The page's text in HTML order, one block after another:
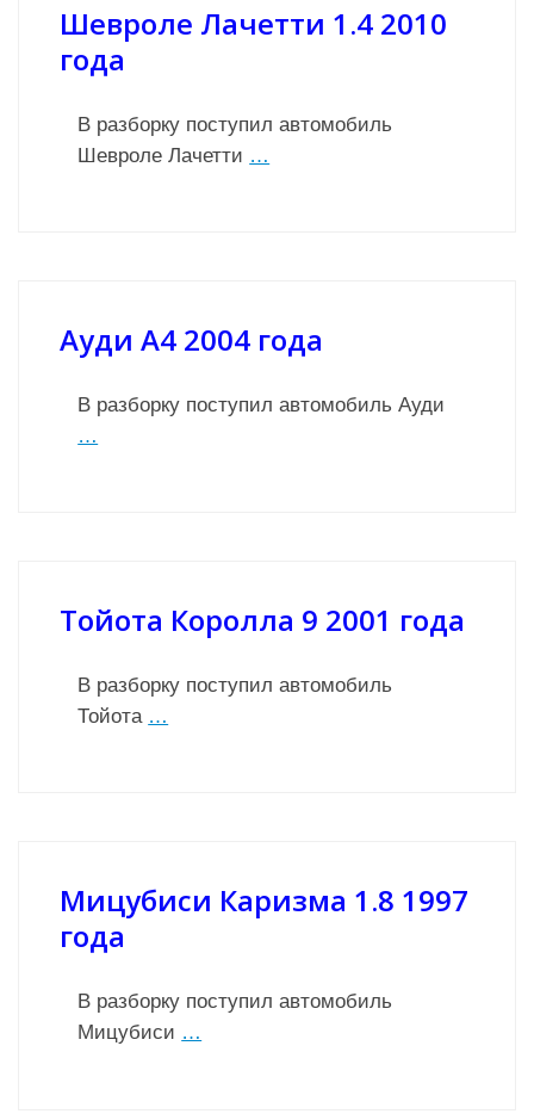
Шевроле Лачетти 1.4 2010
года
В разборку поступил автомобиль
Шевроле Лачетти …
Ауди А4 2004 года
В разборку поступил автомобиль Ауди
…
Тойота Королла 9 2001 года
В разборку поступил автомобиль
Тойота …
Мицубиси Каризма 1.8 1997
года
В разборку поступил автомобиль
Мицубиси …